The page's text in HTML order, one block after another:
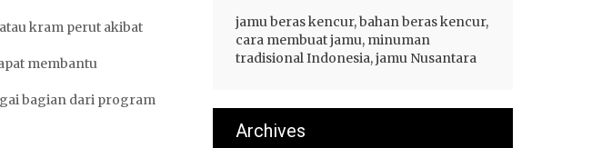
kram perut akibat
membantu
bagian dari program
jamu beras kencur, bahan beras kencur,
cara membuat jamu, minuman
tradisional Indonesia, jamu Nusantara
Archives